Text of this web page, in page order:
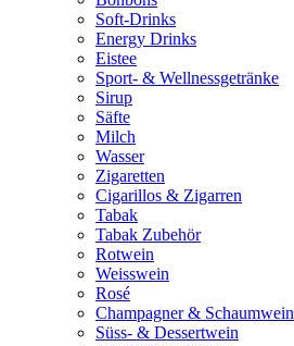
Soft-Drinks
Energy Drinks
Eistee
Sport- & Wellnessgetränke
Sirup
Säfte
Milch
Wasser
Zigaretten
Cigarillos & Zigarren
Tabak
Tabak Zubehör
Rotwein
Weisswein
Rosé
Champagner & Schaumwein
Süss- & Dessertwein